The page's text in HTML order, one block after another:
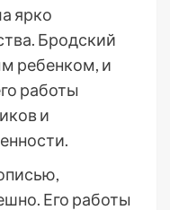
ярко
Бродский
ребенком, и
работы
и
Его работы